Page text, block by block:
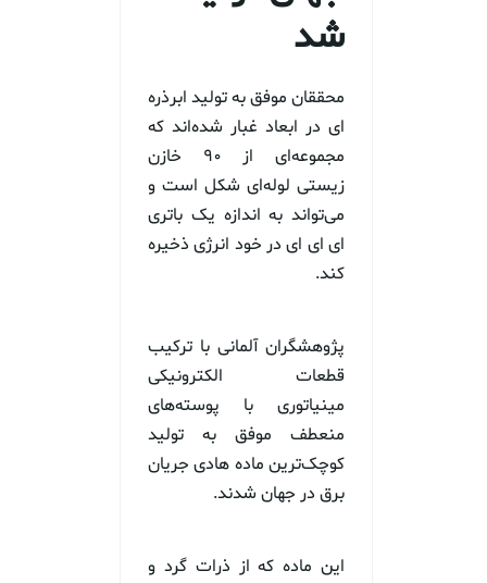
شد
محققان موفق به تولید ابرذره
ای در ابعاد غبار شده‌اند که
مجموعه‌ای از ۹۰ خازن
زیستی لوله‌ای شکل است و
می‌تواند به اندازه یک باتری
ای ای ای در خود انرژی ذخیره
کند.
پژوهشگران آلمانی با ترکیب
قطعات الکترونیکی
مینیاتوری با پوسته‌های
منعطف موفق به تولید
کوچک‌ترین ماده هادی جریان
برق در جهان شدند.
این ماده که از ذرات گرد و